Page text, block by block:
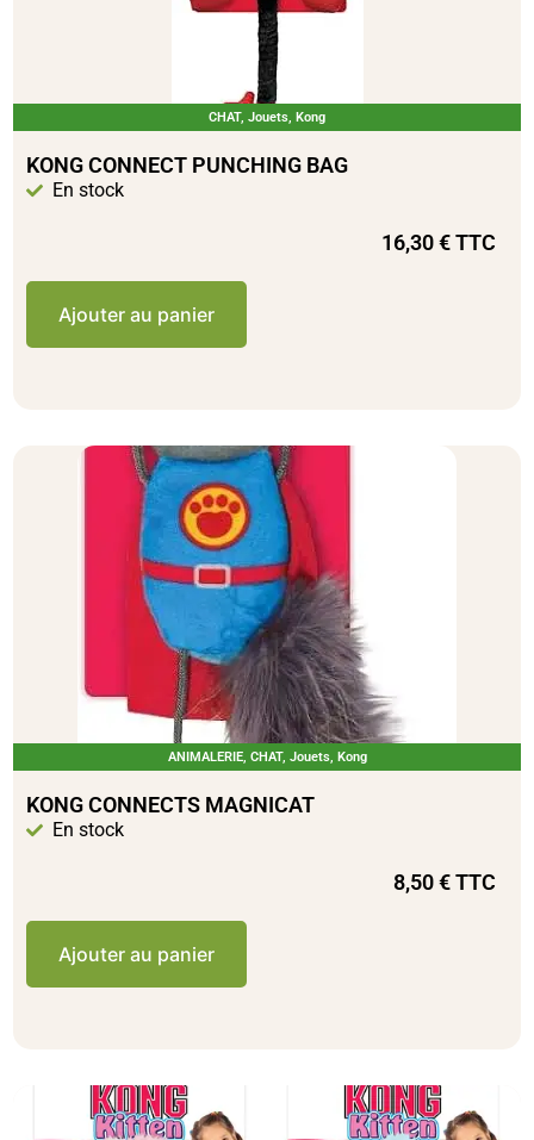
CHAT, Jouets, Kong
KONG CONNECT PUNCHING BAG
En stock
16,30€TTC
Ajouter au panier
ANIMALERIE, CHAT, Jouets, Kong
KONG CONNECTS MAGNICAT
En stock
8,50€TTC
Ajouter au panier